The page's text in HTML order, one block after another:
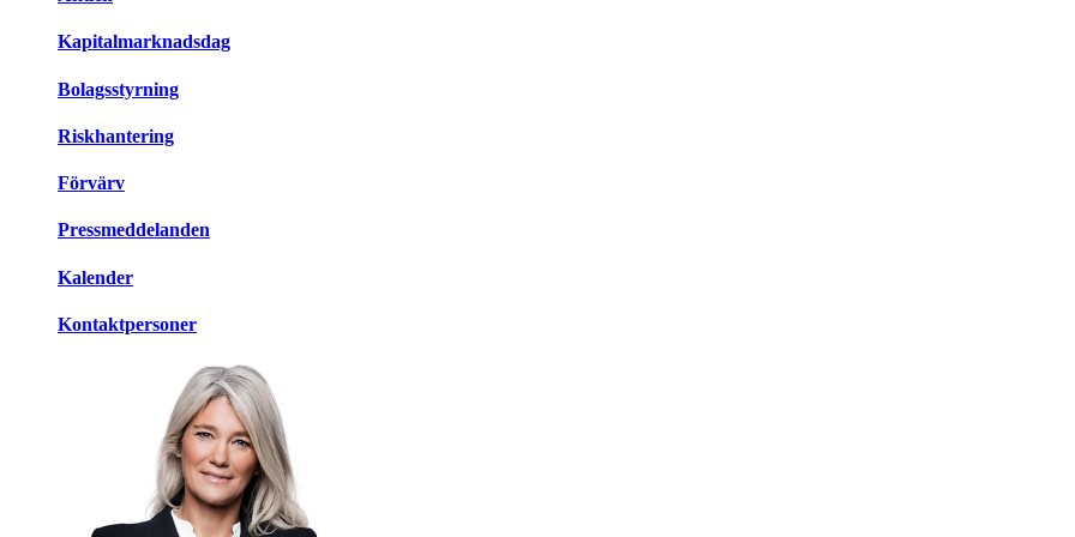
Kapitalmarknadsdag
Bolagsstyrning
Riskhantering
Förvärv
Pressmeddelanden
Kalender
Kontaktpersoner